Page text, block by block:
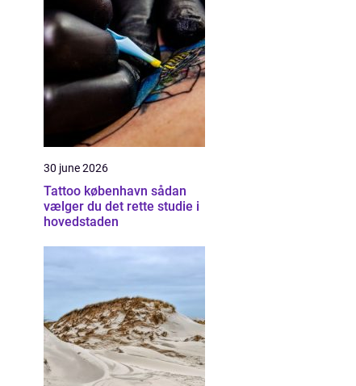
30 june 2026
Tattoo københavn sådan
vælger du det rette studie i
hovedstaden